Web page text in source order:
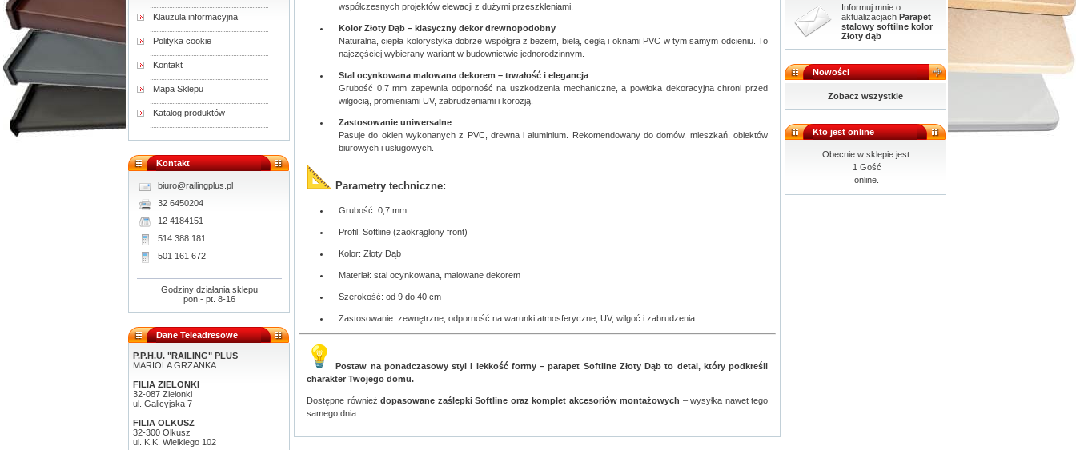
Klauzula informacyjna
Polityka cookie
Kontakt
Mapa Sklepu
Katalog produktów
Kontakt
biuro@railingplus.pl
32 6450204
12 4184151
514 388 181
501 161 672
Godziny działania sklepu
pon.- pt. 8-16
Dane Teleadresowe
P.P.H.U. "RAILING" PLUS
MARIOLA GRZANKA
FILIA ZIELONKI
32-087 Zielonki
ul. Galicyjska 7
FILIA OLKUSZ
32-300 Olkusz
ul. K.K. Wielkiego 102
współczesnych projektów elewacji z dużymi przeszkleniami.
Kolor Złoty Dąb – klasyczny dekor drewnopodobny
Naturalna, ciepła kolorystyka dobrze współgra z beżem, bielą, cegłą i oknami PVC w tym samym odcieniu. To
najczęściej wybierany wariant w budownictwie jednorodzinnym.
Stal ocynkowana malowana dekorem – trwałość i elegancja
Grubość 0,7 mm zapewnia odporność na uszkodzenia mechaniczne, a powłoka dekoracyjna chroni przed
wilgocią, promieniami UV, zabrudzeniami i korozją.
Zastosowanie uniwersalne
Pasuje do okien wykonanych z PVC, drewna i aluminium. Rekomendowany do domów, mieszkań, obiektów
biurowych i usługowych.
Parametry techniczne:
Grubość: 0,7 mm
Profil: Softline (zaokrąglony front)
Kolor: Złoty Dąb
Materiał: stal ocynkowana, malowane dekorem
Szerokość: od 9 do 40 cm
Zastosowanie: zewnętrzne, odporność na warunki atmosferyczne, UV, wilgoć i zabrudzenia
Postaw na ponadczasowy styl i lekkość formy – parapet Softline Złoty Dąb to detal, który podkreśli
charakter Twojego domu.
Dostępne również dopasowane zaślepki Softline oraz komplet akcesoriów montażowych – wysyłka nawet tego
samego dnia.
Informuj mnie o
aktualizacjach Parapet
stalowy softilne kolor
Złoty dąb
Nowości
Zobacz wszystkie
Kto jest online
Obecnie w sklepie jest
1 Gość
online.